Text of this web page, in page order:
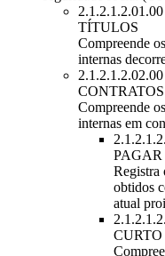
TÍTULOS
Compreende
internas
CONTRATOS
Compreende
internas em
PAGAR
Registra
obtidos
atual